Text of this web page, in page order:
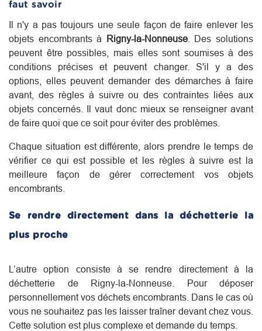
faut savoir
Il n'y a pas toujours une seule façon de faire enlever les
objets encombrants à Rigny-la-Nonneuse. Des solutions
peuvent être possibles, mais elles sont soumises à des
conditions précises et peuvent changer. S'il y a des
options, elles peuvent demander des démarches à faire
avant, des règles à suivre ou des contraintes liées aux
objets concernés. Il vaut donc mieux se renseigner avant
de faire quoi que ce soit pour éviter des problèmes.
Chaque situation est différente, alors prendre le temps de
vérifier ce qui est possible et les règles à suivre est la
meilleure façon de gérer correctement vos objets
encombrants.
Se rendre directement dans la déchetterie la
plus proche
L’autre option consiste à se rendre directement à la
déchetterie de Rigny-la-Nonneuse. Pour déposer
personnellement vos déchets encombrants. Dans le cas où
vous ne souhaitez pas les laisser traîner devant chez vous.
Cette solution est plus complexe et demande du temps.